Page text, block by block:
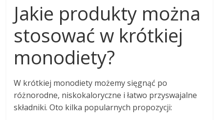
Jakie produkty można
stosować w krótkiej
monodiety?
W krótkiej monodiety możemy sięgnąć po
różnorodne, niskokaloryczne i łatwo przyswajalne
składniki. Oto kilka popularnych propozycji: